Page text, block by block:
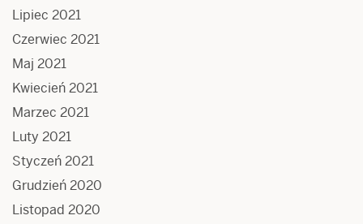
Lipiec 2021
Czerwiec 2021
Maj 2021
Kwiecień 2021
Marzec 2021
Luty 2021
Styczeń 2021
Grudzień 2020
Listopad 2020